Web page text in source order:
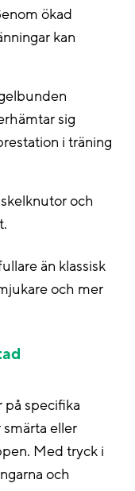
ökad
kan
sig
i träning
och
än klassisk
och mer
på specifika
eller
Med tryck i
och